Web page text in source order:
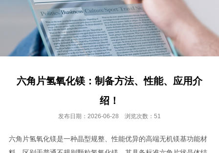
六角片氢氧化镁：制备方法、性能、应用介
绍！
发布日期：2026-06-28 浏览次数：51
六角片氢氧化镁是一种晶型规整、性能优异的高端无机镁基功能材